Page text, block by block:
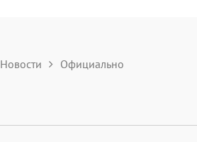
Новости Официально